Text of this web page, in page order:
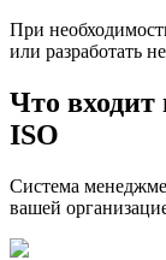
При
или разработать
Что входит
ISO
Система
вашей